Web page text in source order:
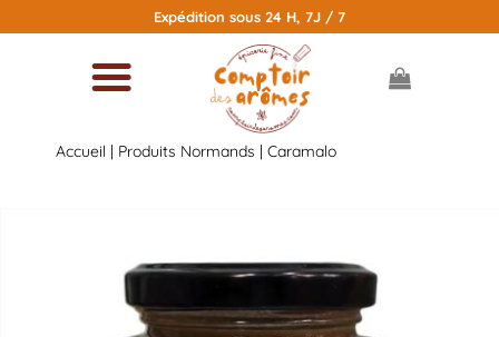
au
Expédition sous 24 H, 7J / 7
Accueil | Produits Normands | Caramalo